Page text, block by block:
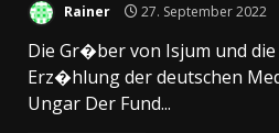
Rainer 27. September 2022
Die Gr�ber von Isjum und
Erz�hlung der deutschen
Ungar Der Fund...